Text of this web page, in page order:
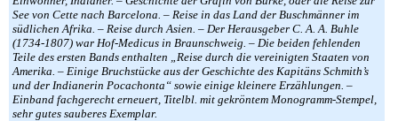
See von Cette nach Barcelona. – Reise in das Land der Buschmänner im
südlichen Afrika. – Reise durch Asien. – Der Herausgeber C. A. A. Buhle
(1734-1807) war Hof-Medicus in Braunschweig. – Die beiden fehlenden
Teile des ersten Bands enthalten „Reise durch die vereinigten Staaten von
Amerika. – Einige Bruchstücke aus der Geschichte des Kapitäns Schmith’s
und der Indianerin Pocachonta“ sowie einige kleinere Erzählungen. –
Einband fachgerecht erneuert, Titelbl. mit gekröntem Monogramm-Stempel,
sehr gutes sauberes Exemplar.